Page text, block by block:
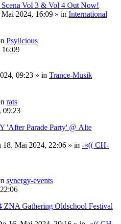
Scena Vol 3 & Vol 4 Out Now!
2024, 16:09 » in International
Psylicious
09:23 » in Trance-Musik
rats
09:23
'After Parade Party' @ Alte
18. Mai 2024, 22:06 » in -«(( CH-
synergy-events
ZNA Gathering Oldschool Festival